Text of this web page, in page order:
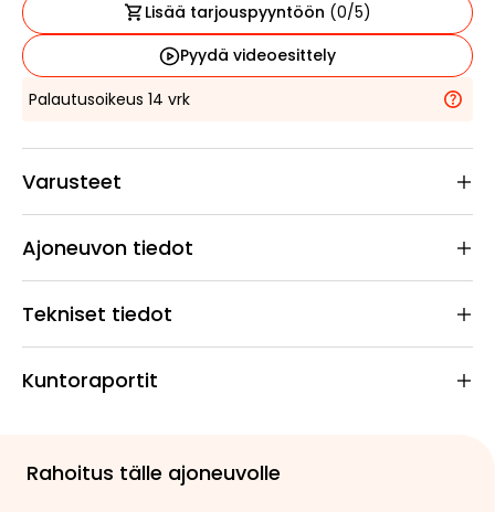
Lisää tarjouspyyntöön (0/5)
Pyydä videoesittely
Palautusoikeus 14 vrk
Varusteet
Ajoneuvon tiedot
Tekniset tiedot
Kuntoraportit
Rahoitus tälle ajoneuvolle